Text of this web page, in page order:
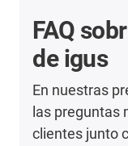
FAQ
de igus
En nuestras
las preguntas
clientes junto